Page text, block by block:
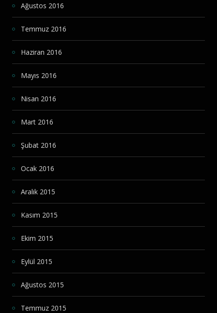
Ağustos 2016
Temmuz 2016
Haziran 2016
Mayıs 2016
Nisan 2016
Mart 2016
Şubat 2016
Ocak 2016
Aralık 2015
Kasım 2015
Ekim 2015
Eylül 2015
Ağustos 2015
Temmuz 2015